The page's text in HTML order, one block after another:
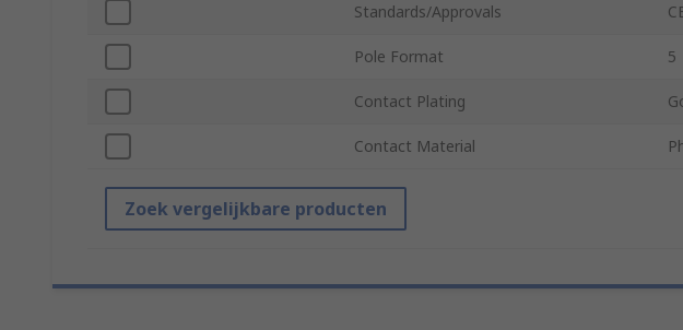
Standards/Approvals
Pole Format 5
Contact Plating
Contact Material
Zoek vergelijkbare producten